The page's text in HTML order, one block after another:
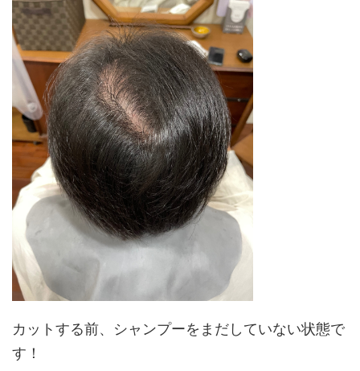
カットする前、シャンプーをまだしていない状態で
す！